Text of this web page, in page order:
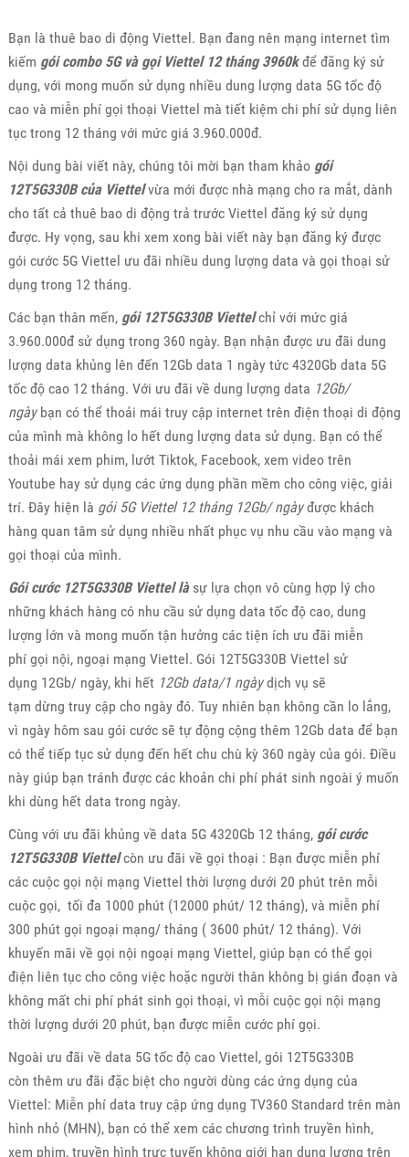
Bạn là thuê bao di động Viettel. Bạn đang nên mạng internet tìm
kiếm gói combo 5G và gọi Viettel 12 tháng 3960kđể đăng ký sử
dụng, với mong muốn sử dụng nhiều dung lượng data 5G tốc độ
cao và miễn phí gọi thoại Viettel mà tiết kiệm chi phí sử dụng liên
tục trong 12 tháng với mức giá 3.960.000đ.
Nội dung bài viết này, chúng tôi mời bạn tham khảo gói
12T5G330B của Viettelvừa mới được nhà mạng cho ra mắt, dành
cho tất cả thuê bao di động trả trước Viettel đăng ký sử dụng
được. Hy vọng, sau khi xem xong bài viết này bạn đăng ký được
gói cước 5G Viettel ưu đãi nhiều dung lượng data và gọi thoại sử
dụng trong 12 tháng.
Các bạn thân mến, gói 12T5G330B Viettelchỉ với mức giá
3.960.000đ sử dụng trong 360 ngày. Bạn nhận được ưu đãi dung
lượng data khủng lên đến 12Gb data 1 ngày tức 4320Gb data 5G
tốc độ cao 12 tháng. Với ưu đãi về dung lượng data 12Gb/
ngàybạn có thể thoải mái truy cập internet trên điện thoại di động
của mình mà không lo hết dung lượng data sử dụng. Bạn có thể
thoải mái xem phim, lướt Tiktok, Facebook, xem video trên
Youtube hay sử dụng các ứng dụng phần mềm cho công việc, giải
trí. Đây hiện là gói 5G Viettel 12 tháng 12Gb/ ngàyđược khách
hàng quan tâm sử dụng nhiều nhất phục vụ nhu cầu vào mạng và
gọi thoại của mình.
Gói cước 12T5G330B Viettel làsự lựa chọn vô cùng hợp lý cho
những khách hàng có nhu cầu sử dụng data tốc độ cao, dung
lượng lớn và mong muốn tận hưởng các tiện ích ưu đãi miễn
phí gọi nội, ngoại mạng Viettel. Gói 12T5G330B Viettel sử
dụng 12Gb/ ngày, khi hết 12Gb data/1 ngàydịch vụ sẽ
tạm dừng truy cập cho ngày đó. Tuy nhiên bạn không cần lo lắng,
vì ngày hôm sau gói cước sẽ tự động cộng thêm 12Gb data để bạn
có thể tiếp tục sử dụng đến hết chu chù kỳ 360 ngày của gói. Điều
này giúp bạn tránh được các khoản chi phí phát sinh ngoài ý muốn
khi dùng hết data trong ngày.
Cùng với ưu đãi khủng về data 5G 4320Gb 12 tháng, gói cước
12T5G330B Viettelcòn ưu đãi về gọi thoại : Bạn được miễn phí
các cuộc gọi nội mạng Viettel thời lượng dưới 20 phút trên mỗi
cuộc gọi, tối đa 1000 phút (12000 phút/ 12 tháng), và miễn phí
300 phút gọi ngoại mạng/ tháng ( 3600 phút/ 12 tháng). Với
khuyến mãi về gọi nội ngoại mạng Viettel, giúp bạn có thể gọi
điện liên tục cho công việc hoặc người thân không bị gián đoạn và
không mất chi phí phát sinh gọi thoại, vì mỗi cuộc gọi nội mạng
thời lượng dưới 20 phút, bạn được miễn cước phí gọi.
Ngoài ưu đãi về data 5G tốc độ cao Viettel, gói 12T5G330B
còn thêm ưu đãi đặc biệt cho người dùng các ứng dụng của
Viettel: Miễn phí data truy cập ứng dụng TV360 Standard trên màn
hình nhỏ (MHN), bạn có thể xem các chương trình truyền hình,
xem phim, truyền hình trực tuyến không giới hạn dung lượng trên